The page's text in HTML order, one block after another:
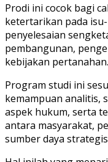
Prodi ini cocok bagi
ketertarikan pada
penyelesaian
pembangunan,
kebijakan pertanahan.
Program studi ini
kemampuan analitis,
aspek hukum, serta
antara masyarakat,
sumber daya